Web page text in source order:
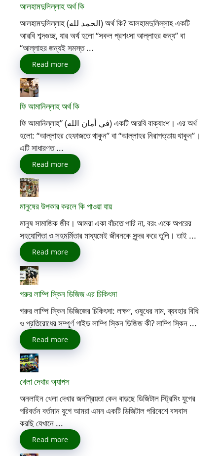
আলহামদুলিল্লাহ অর্থ কি
আলহামদুলিল্লাহ (الحمد لله) অর্থ কি? আলহামদুলিল্লাহ একটি
আরবি শব্দগুচ্ছ, যার অর্থ হলো “সকল প্রশংসা আল্লাহর জন্য” বা
“আল্লাহর জন্যই সমস্ত ...
Read more
ফি আমানিল্লাহ অর্থ কি
ফি আমানিল্লাহ” (في أمان الله) একটি আরবি বাক্যাংশ। এর অর্থ
হলো: “আল্লাহর হেফাজতে থাকুন” বা “আল্লাহর নিরাপত্তায় থাকুন”।
এটি সাধারণত ...
Read more
মানুষের উপকার করলে কি পাওয়া যায়
মানুষ সামাজিক জীব। আমরা একা বাঁচতে পারি না, বরং একে অপরের
সহযোগিতা ও সহমর্মিতার মাধ্যমেই জীবনকে সুন্দর করে তুলি। তাই ...
Read more
গরুর লাম্পি স্কিন ডিজিজ এর চিকিৎসা
গরুর লাম্পি স্কিন ডিজিজের চিকিৎসা: লক্ষণ, ওষুধের নাম, ব্যবহার বিধি
ও প্রতিরোধের সম্পূর্ণ গাইড লাম্পি স্কিন ডিজিজ কী? লাম্পি স্কিন ...
Read more
খেলা দেখার অ্যাপস
অনলাইন খেলা দেখার জনপ্রিয়তা কেন বাড়ছে ডিজিটাল স্ট্রিমিং যুগের
পরিবর্তন বর্তমান যুগে আমরা এমন একটি ডিজিটাল পরিবেশে বসবাস
করছি যেখানে ...
Read more